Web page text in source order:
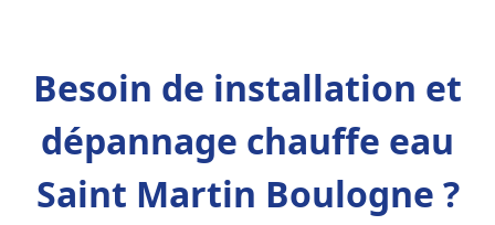
Besoin de installation et
dépannage chauffe eau
Saint Martin Boulogne ?